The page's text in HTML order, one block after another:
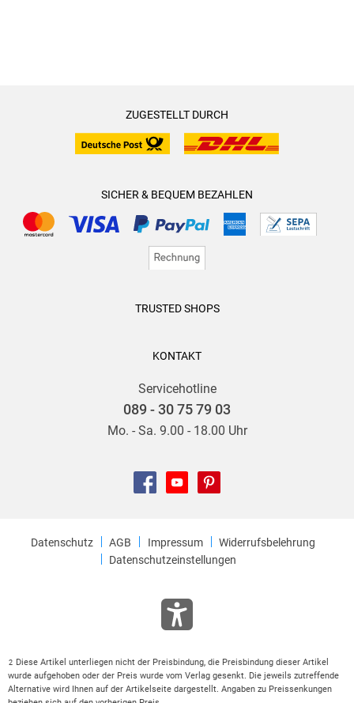
ZUGESTELLT DURCH
SICHER & BEQUEM BEZAHLEN
TRUSTED SHOPS
KONTAKT
Servicehotline
089 - 30 75 79 03
Mo. - Sa. 9.00 - 18.00 Uhr
Datenschutz AGB Impressum
Widerrufsbelehrung
Datenschutzeinstellungen
2
Diese Artikel unterliegen nicht der Preisbindung, die Preisbindung dieser Artikel
wurde aufgehoben oder der Preis wurde vom Verlag gesenkt. Die jeweils zutreffende
Alternative wird Ihnen auf der Artikelseite dargestellt. Angaben zu Preissenkungen